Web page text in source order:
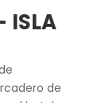
ISLA
de